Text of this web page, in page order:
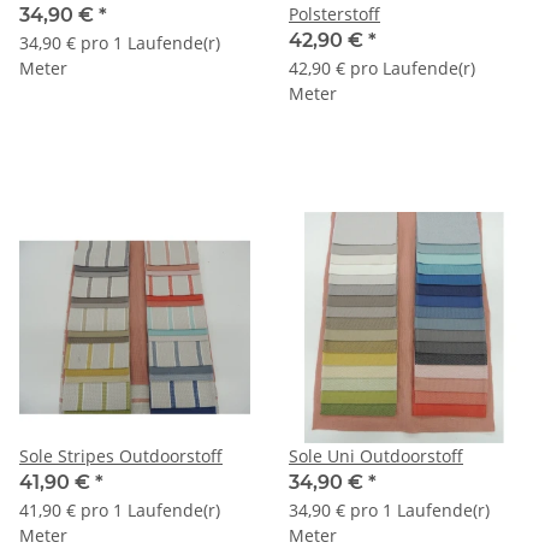
34,90 € *
34,90 € pro 1 Laufende(r)
Meter
Polsterstoff
42,90 € *
42,90 € pro Laufende(r)
Meter
Sole Stripes Outdoorstoff
41,90 € *
41,90 € pro 1 Laufende(r)
Meter
Sole Uni Outdoorstoff
34,90 € *
34,90 € pro 1 Laufende(r)
Meter